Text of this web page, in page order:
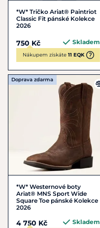
*W* Tričko Ariat® Paintriot
Classic Fit pánské Kolekce
2026
750 Kč Skladem
Nákupem získáte 11 EQK
Doprava zdarma
*W* Westernové boty
Ariat® MNS Sport Wide
Square Toe pánské Kolekce
2026
4 750 Kč Skladem